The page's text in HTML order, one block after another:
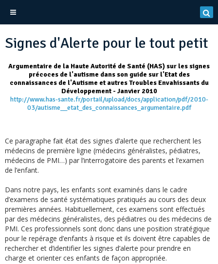
Signes d'Alerte pour le tout petit
Argumentaire de la Haute Autorité de Santé (HAS) sur les signes
précoces de l'autisme dans son guide sur l'Etat des
connaissances de l'Autisme et autres Troubles Envahissants du
Développement - Janvier 2010
http://www.has-sante.fr/portail/upload/docs/application/pdf/2010-
03/autisme__etat_des_connaissances_argumentaire.pdf
Ce paragraphe fait état des signes d’alerte que recherchent les
médecins de première ligne (médecins généralistes, pédiatres,
médecins de PMI…) par l’interrogatoire des parents et l’examen
de l’enfant.
Dans notre pays, les enfants sont examinés dans le cadre
d’examens de santé systématiques pratiqués au cours des deux
premières années. Habituellement, ces examens sont effectués
par des médecins généralistes, des pédiatres ou des médecins de
PMI. Ces professionnels sont donc dans une position stratégique
pour le repérage d’enfants à risque et ils doivent être capables de
rechercher et d’identifier les signes d’alerte pour prendre en
charge et orienter ces enfants de façon appropriée.